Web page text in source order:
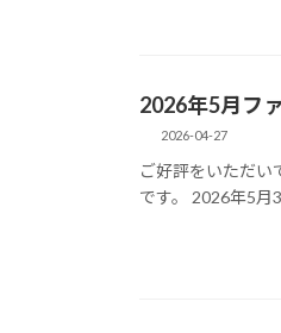
2026年5月フ
2026-04-27
ご好評をいただい
です。 2026年5月